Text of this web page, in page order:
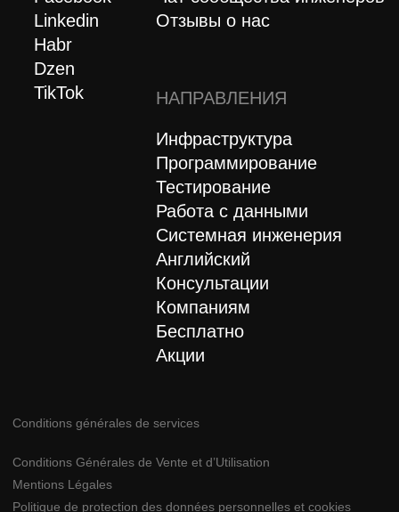
Mentions Légales
Politique de protection des données personnelles et cookies